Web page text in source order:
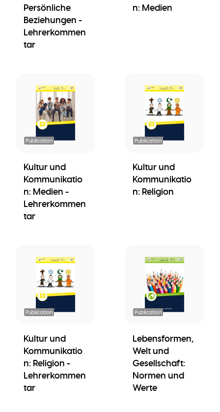
Persönliche
Beziehungen -
Lehrerkommen
tar
n: Medien
Publication
Kultur und
Kommunikatio
n: Medien -
Lehrerkommen
tar
Publication
Kultur und
Kommunikatio
n: Religion
Publication
Kultur und
Kommunikatio
n: Religion -
Lehrerkommen
tar
Publication
Lebensformen,
Welt und
Gesellschaft:
Normen und
Werte